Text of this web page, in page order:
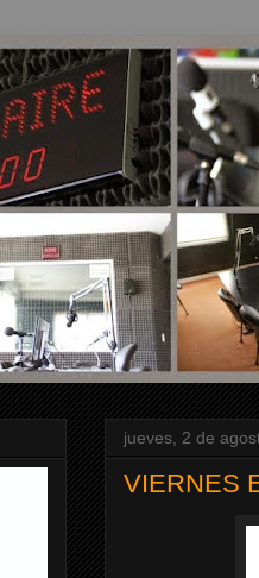
jueves, 2 de
VIERNES